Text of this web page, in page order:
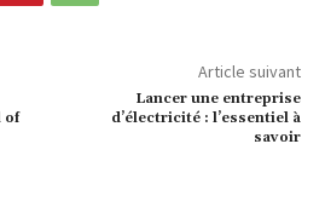
of
Article suivant
Lancer une entreprise
d’électricité : l’essentiel à
savoir